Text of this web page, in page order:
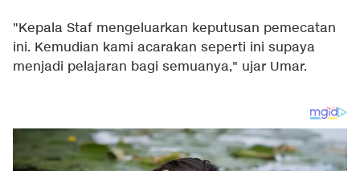
"Kepala Staf mengeluarkan keputusan pemecatan
ini. Kemudian kami acarakan seperti ini supaya
menjadi pelajaran bagi semuanya," ujar Umar.